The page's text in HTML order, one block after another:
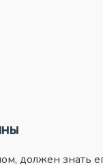
должен знать